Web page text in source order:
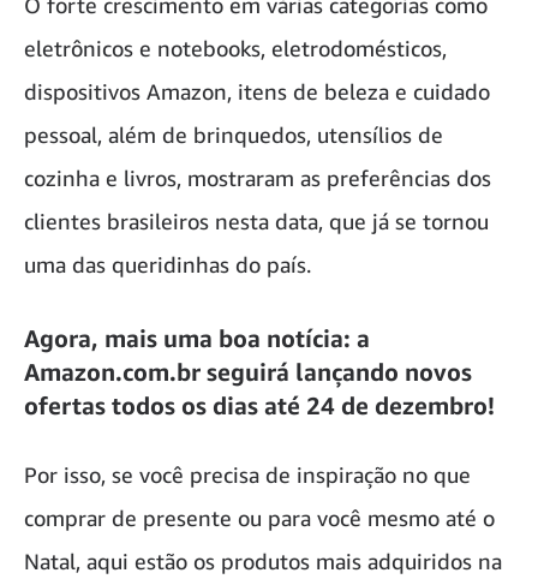
eletrônicos e notebooks, eletrodomésticos,
dispositivos Amazon, itens de beleza e cuidado
pessoal, além de brinquedos, utensílios de
cozinha e livros, mostraram as preferências dos
clientes brasileiros nesta data, que já se tornou
uma das queridinhas do país.
Agora, mais uma boa notícia: a
Amazon.com.br seguirá lançando novos
ofertas todos os dias até 24 de dezembro!
Por isso, se você precisa de inspiração no que
comprar de presente ou para você mesmo até o
Natal, aqui estão os produtos mais adquiridos na